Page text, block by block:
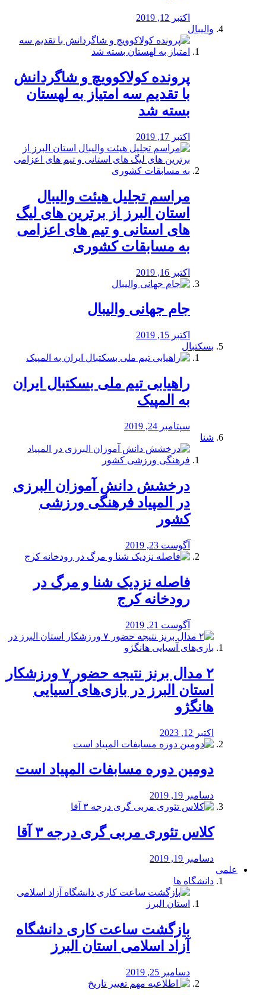
اکتبر 12, 2019
والیبال
پرونده کولاکوویچ و شاگردانش
با تقدیم سه امتیاز به لهستان
بسته شد
اکتبر 17, 2019
مراسم تجلیل هیئت والیبال
استان البرز از برترین های لیگ
های استانی و تیم های اعزامی
به مسابقات کشوری
اکتبر 16, 2019
جام جهانی والیبال
اکتبر 15, 2019
بسکتبال
راهیابی تیم ملی بسکتبال ایران
به المپیک
سپتامبر 24, 2019
شنا
درخشش دانش آموزان البرزی
در المپیاد فرهنگی ورزشی
کشور
آگوست 23, 2019
️فاصله نزدیک شنا و مرگ در
رودخانه کرج
آگوست 21, 2019
۲ مدال برنز نتیجه حضور ۷ ورزشکار
استان البرز در بازی‌های آسیایی
هانگژو
اکتبر 12, 2023
دومین دوره مسابفات المپیاد است
دسامبر 19, 2019
کلاس تئوری مربی گری درجه ۳ آقا
دسامبر 19, 2019
علمی
دانشگاه ها
بازگشت ساعت کاری دانشگاه
آزاد اسلامی استان البرز
دسامبر 25, 2019